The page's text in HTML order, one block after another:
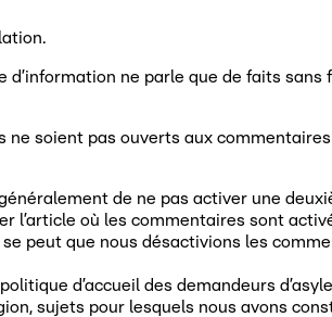
d’information ne parle que de faits sans
ne soient pas ouverts aux
de ne pas activer une
l’article où les commentaires sont
peut que nous désactivions les
d’accueil des demandeurs
sujets pour lesquels nous avons